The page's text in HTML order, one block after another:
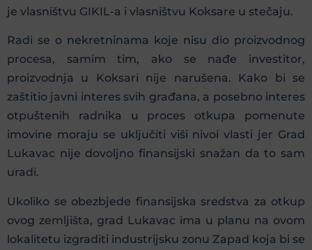
je vlasništvu GIKIL-a i vlasništvu Koksare u stečaju.
Radi se o nekretninama koje nisu dio proizvodnog
procesa, samim tim, ako se nađe investitor,
proizvodnja u Koksari nije narušena. Kako bi se
zaštitio javni interes svih građana, a posebno interes
otpuštenih radnika u proces otkupa pomenute
imovine moraju se uključiti viši nivoi vlasti jer Grad
Lukavac nije dovoljno finansijski snažan da to sam
uradi.
Ukoliko se obezbjede finansijska sredstva za otkup
ovog zemljišta, grad Lukavac ima u planu na ovom
lokalitetu izgraditi industrijsku zonu Zapad koja bi se